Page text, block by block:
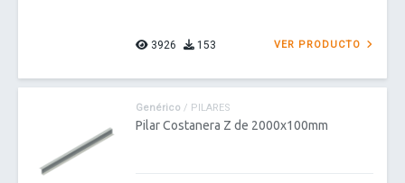
3926 153 VER PRODUCTO
Genérico / PILARES
Pilar Costanera Z de 2000x100mm